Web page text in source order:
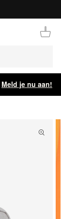
Meld je nu aan!